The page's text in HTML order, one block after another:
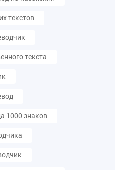
текстов
текста
1000 знаков